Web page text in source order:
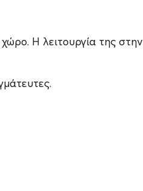
Η λειτουργία της στην